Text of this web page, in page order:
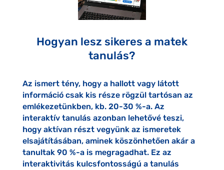
Hogyan lesz sikeres a matek
tanulás?
Az ismert tény, hogy a hallott vagy látott
információ csak kis része rögzül tartósan az
emlékezetünkben, kb. 20-30 %-a. Az
interaktív tanulás azonban lehetővé teszi,
hogy aktívan részt vegyünk az ismeretek
elsajátításában, aminek köszönhetően akár a
tanultak 90 %-a is megragadhat. Ez az
interaktivitás kulcsfontosságú a tanulás